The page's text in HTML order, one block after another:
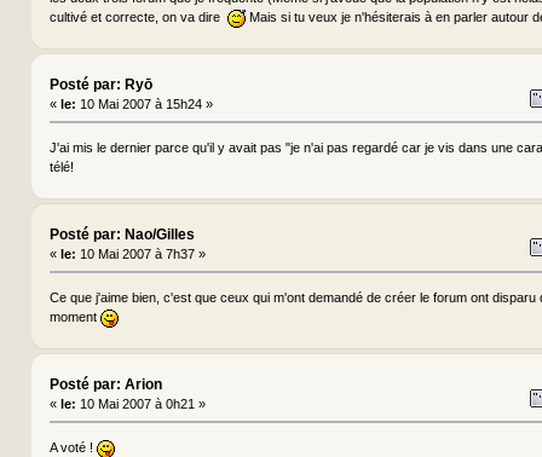
cultivé et correcte, on va dire
Mais si tu veux je n'hésiterais à en parler autour
Posté par: Ryō
« le: 10 Mai 2007 à 15h24 »
J'ai mis le dernier parce qu'il y avait pas "je n'ai pas regardé car je vis dans une
télé!
Posté par: Nao/Gilles
« le: 10 Mai 2007 à 7h37 »
Ce que j'aime bien, c'est que ceux qui m'ont demandé de créer le forum ont disparu
moment
Posté par: Arion
« le: 10 Mai 2007 à 0h21 »
A voté !